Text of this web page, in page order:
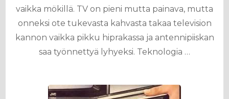
vaikka mökillä. TV on pieni mutta painava, mutta
onneksi ote tukevasta kahvasta takaa television
kannon vaikka pikku hiprakassa ja antennipiiskan
saa työnnettyä lyhyeksi. Teknologia …